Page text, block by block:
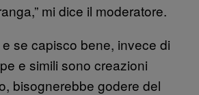
mi dice il moderatore.
se capisco bene, invece di
e simili sono creazioni
bisognerebbe godere del